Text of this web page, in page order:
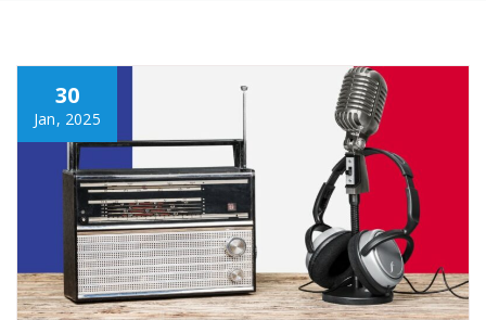
30
Jan, 2025